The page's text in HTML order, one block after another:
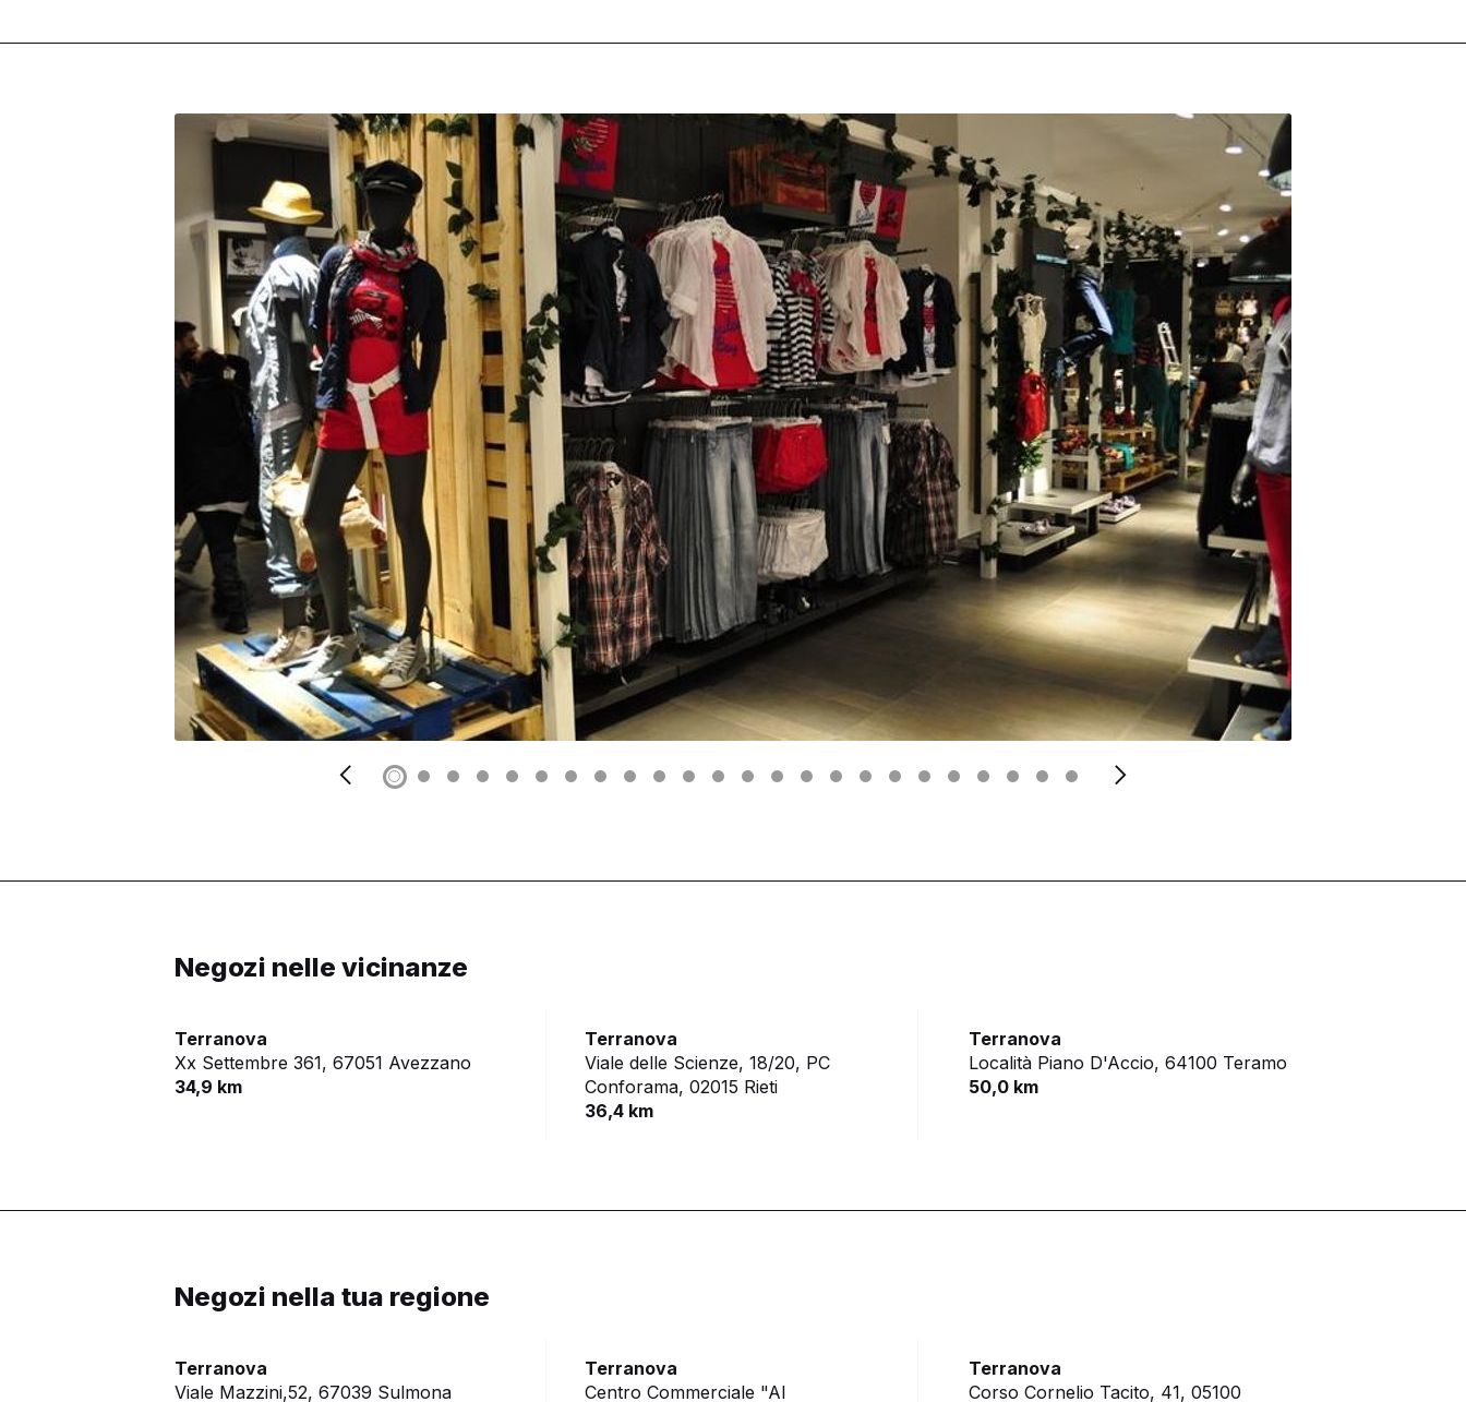
Negozi nelle vicinanze
Terranova
Xx Settembre 361, 67051 Avezzano
34,9 km
Terranova
Viale delle Scienze, 18/20, PC
Conforama, 02015 Rieti
36,4 km
Terranova
Località Piano D'Accio, 64100 Teramo
50,0 km
Negozi nella tua regione
Terranova
Viale Mazzini,52, 67039 Sulmona
Terranova
Centro Commerciale "Al
Terranova
Corso Cornelio Tacito, 41, 05100